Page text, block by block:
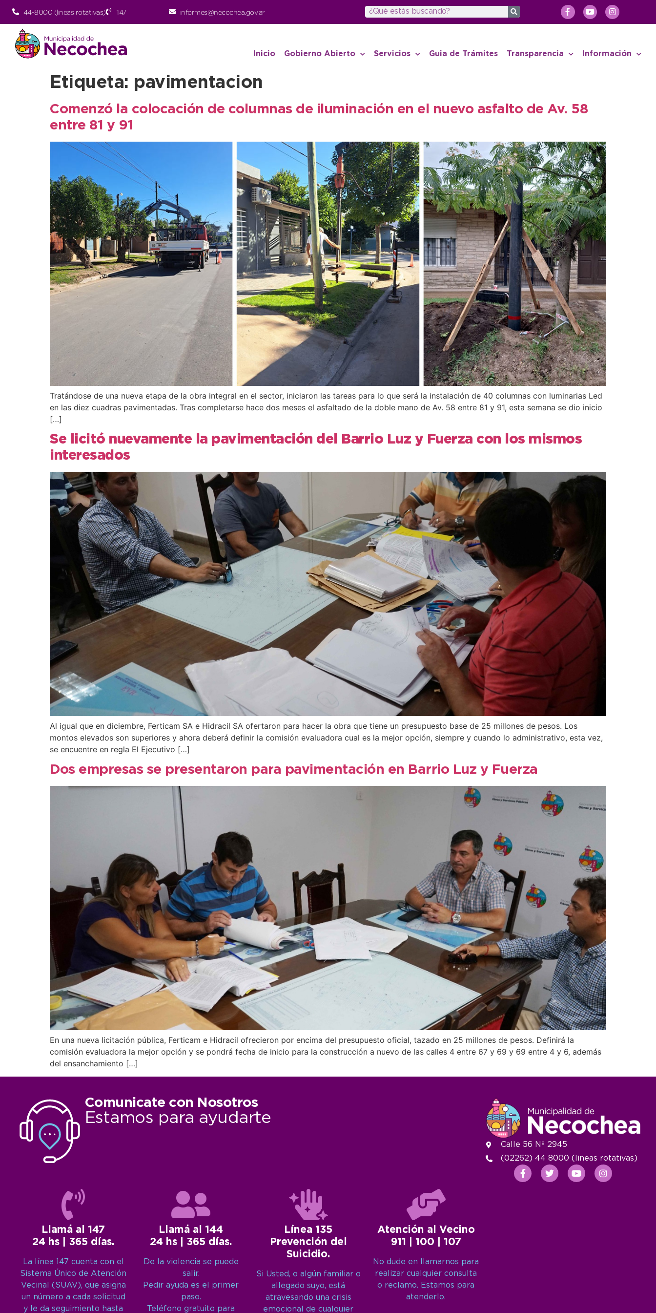
44-8000 (lineas rotativas) 147 informes@necochea.gov.ar
Inicio Gobierno Abierto Servicios Guia de Trámites Transparencia Información
Etiqueta: pavimentacion
Comenzó la colocación de columnas de iluminación en el nuevo asfalto de Av. 58
entre 81 y 91
Tratándose de una nueva etapa de la obra integral en el sector, iniciaron las tareas para lo que será la instalación de 40 columnas con luminarias Led
en las diez cuadras pavimentadas. Tras completarse hace dos meses el asfaltado de la doble mano de Av. 58 entre 81 y 91, esta semana se dio inicio
[…]
Se licitó nuevamente la pavimentación del Barrio Luz y Fuerza con los mismos
interesados
Al igual que en diciembre, Ferticam SA e Hidracil SA ofertaron para hacer la obra que tiene un presupuesto base de 25 millones de pesos. Los
montos elevados son superiores y ahora deberá definir la comisión evaluadora cual es la mejor opción, siempre y cuando lo administrativo, esta vez,
se encuentre en regla El Ejecutivo […]
Dos empresas se presentaron para pavimentación en Barrio Luz y Fuerza
En una nueva licitación pública, Ferticam e Hidracil ofrecieron por encima del presupuesto oficial, tazado en 25 millones de pesos. Definirá la
comisión evaluadora la mejor opción y se pondrá fecha de inicio para la construcción a nuevo de las calles 4 entre 67 y 69 y 69 entre 4 y 6, además
del ensanchamiento […]
Comunicate con Nosotros
Estamos para ayudarte
Llamá al 147
24 hs | 365 días.
La línea 147 cuenta con el
Sistema Único de Atención
Vecinal (SUAV), que asigna
un número a cada solicitud
y le da seguimiento hasta
Llamá al 144
24 hs | 365 días.
De la violencia se puede
salir.
Pedir ayuda es el primer
paso.
Teléfono gratuito para
Línea 135
Prevención del
Suicidio.
Si Usted, o algún familiar o
allegado suyo, está
atravesando una crisis
emocional de cualquier
Atención al Vecino
911 | 100 | 107
No dude en llamarnos para
realizar cualquier consulta
o reclamo. Estamos para
atenderlo.
Calle 56 Nº 2945
(02262) 44 8000 (lineas rotativas)